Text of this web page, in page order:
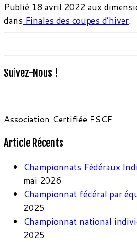
Publié 18 avril 2022aux
dans Finales des coupes d’hiver.
Suivez-Nous !
Association Certifiée FSCF
Article Récents
Championnats Fédéraux
mai 2026
Championnat fédéral par
2025
Championnat national
2025